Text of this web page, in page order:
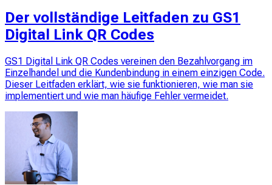
Der vollständige Leitfaden zu GS1
Digital Link QR Codes
GS1 Digital Link QR Codes vereinen den Bezahlvorgang im
Einzelhandel und die Kundenbindung in einem einzigen Code.
Dieser Leitfaden erklärt, wie sie funktionieren, wie man sie
implementiert und wie man häufige Fehler vermeidet.